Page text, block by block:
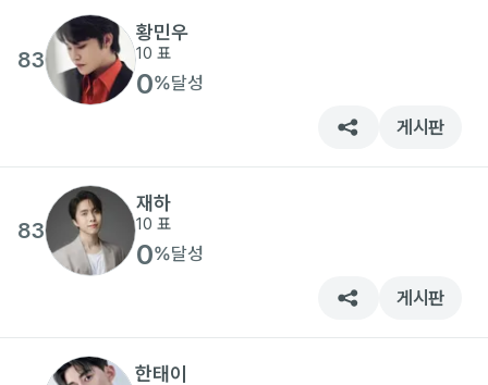
83
황민우
10 표
0%달성
게시판
83
재하
10 표
0%달성
게시판
한태이